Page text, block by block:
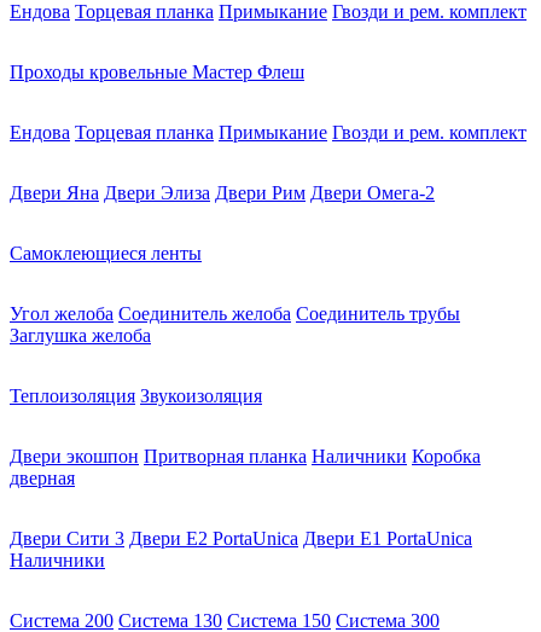
Ендова Торцевая планка Примыкание Гвозди и рем. комплект
Проходы кровельные Мастер Флеш
Ендова Торцевая планка Примыкание Гвозди и рем. комплект
Двери Яна Двери Элиза Двери Рим Двери Омега-2
Самоклеющиеся ленты
Угол желоба Соединитель желоба Соединитель трубы
Заглушка желоба
Теплоизоляция Звукоизоляция
Двери экошпон Притворная планка Наличники Коробка
дверная
Двери Сити 3 Двери E2 PortaUnica Двери E1 PortaUnica
Наличники
Система 200 Система 130 Система 150 Система 300